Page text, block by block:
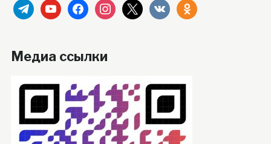
telegramyoutubefacebookinstagram
x vkontakteodnoklassniki
Медиа ссылки